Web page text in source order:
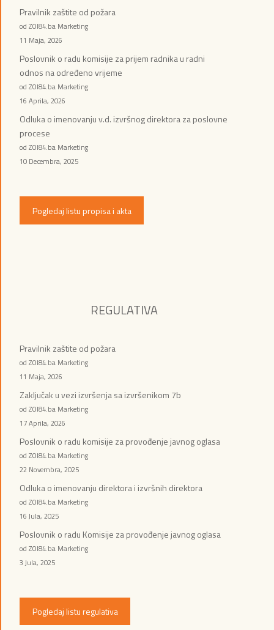
Pravilnik zaštite od požara
od ZOI84.ba Marketing
11 Maja, 2026
Poslovnik o radu komisije za prijem radnika u radni
odnos na određeno vrijeme
od ZOI84.ba Marketing
16 Aprila, 2026
Odluka o imenovanju v.d. izvršnog direktora za poslovne
procese
od ZOI84.ba Marketing
10 Decembra, 2025
Pogledaj listu propisa i akta
REGULATIVA
Pravilnik zaštite od požara
od ZOI84.ba Marketing
11 Maja, 2026
Zaključak u vezi izvršenja sa izvršenikom 7b
od ZOI84.ba Marketing
17 Aprila, 2026
Poslovnik o radu komisije za provođenje javnog oglasa
od ZOI84.ba Marketing
22 Novembra, 2025
Odluka o imenovanju direktora i izvršnih direktora
od ZOI84.ba Marketing
16 Jula, 2025
Poslovnik o radu Komisije za provođenje javnog oglasa
od ZOI84.ba Marketing
3 Jula, 2025
Pogledaj listu regulativa